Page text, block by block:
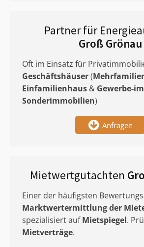
Partner für
Groß Grönau
Oft im Einsatz für
Geschäftshäuser(
Einfamilienhaus & Gewerbe-
Sonderimmobilien)
Anfragen
Mietwertgutachten
Einer der häufigsten
Marktwertermittlungder
spezialisiert aufMietspiegel.
Mietverträge.